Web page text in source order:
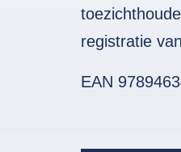
registratie
EAN